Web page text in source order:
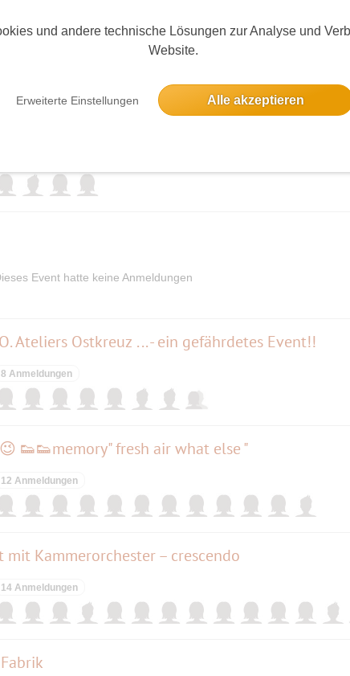
und andere technische Lösungen zur Analyse und
Website.
Erweiterte Einstellungen Alle akzeptieren
im Brunnenviertel
ne Fahrradtour
Event hatte keine Anmeldungen
Ateliers Ostkreuz ... - ein gefährdetes Event!!
8 Anmeldungen
👟👟memory" fresh air what else "
12 Anmeldungen
mit Kammerorchester – crescendo
14 Anmeldungen